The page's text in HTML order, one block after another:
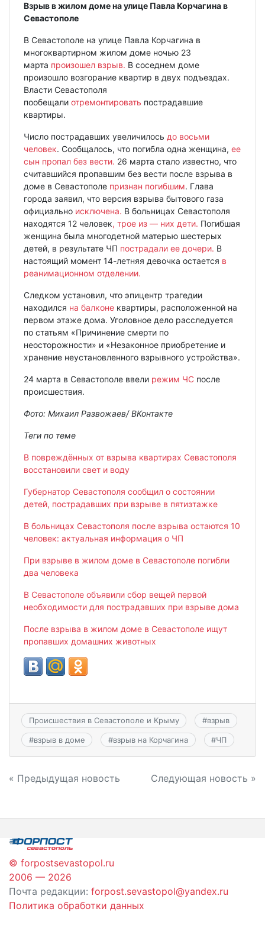
Взрыв в жилом доме на улице Павла Корчагина в
Севастополе
В Севастополе на улице Павла Корчагина в
многоквартирном жилом доме ночью 23
марта произошел взрыв. В соседнем доме
произошло возгорание квартир в двух подъездах.
Власти Севастополя
пообещали отремонтировать пострадавшие
квартиры.
Число пострадавших увеличилось до восьми
человек. Сообщалось, что погибла одна женщина, ее
сын пропал без вести. 26 марта стало известно, что
считавшийся пропавшим без вести после взрыва в
доме в Севастополе признан погибшим. Глава
города заявил, что версия взрыва бытового газа
официально исключена. В больницах Севастополя
находятся 12 человек, трое из — них дети. Погибшая
женщина была многодетной матерью шестерых
детей, в результате ЧП пострадали ее дочери. В
настоящий момент 14-летняя девочка остается в
реанимационном отделении.
Следком установил, что эпицентр трагедии
находился на балконе квартиры, расположенной на
первом этаже дома. Уголовное дело расследуется
по статьям «Причинение смерти по
неосторожности» и «Незаконное приобретение и
хранение неустановленного взрывного устройства».
24 марта в Севастополе ввели режим ЧС после
происшествия.
Фото: Михаил Развожаев/ ВКонтакте
Теги по теме
В повреждённых от взрыва квартирах Севастополя
восстановили свет и воду
Губернатор Севастополя сообщил о состоянии
детей, пострадавших при взрыве в пятиэтажке
В больницах Севастополя после взрыва остаются 10
человек: актуальная информация о ЧП
При взрыве в жилом доме в Севастополе погибли
два человека
В Севастополе объявили сбор вещей первой
необходимости для пострадавших при взрыве дома
После взрыва в жилом доме в Севастополе ищут
пропавших домашних животных
Происшествия в Севастополе и Крыму #взрыв
#взрыв в доме #взрыв на Корчагина #ЧП
Навигация
записям
« Предыдущая новость Следующая новость »
© forpostsevastopol.ru
2006 — 2026
Почта редакции: forpost.sevastopol@yandex.ru
Политика обработки данных